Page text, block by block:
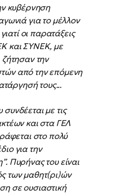
κυβέρνηση
για το μέλλον
οι παρατάξεις
και ΣΥΝΕΚ, με
την
από την επόμενη
τους...
με τις
και στα ΓΕΛ
στο πολύ
για την
Πυρήνας του είναι
των μαθητ(ρι)ών
σε ουσιαστική